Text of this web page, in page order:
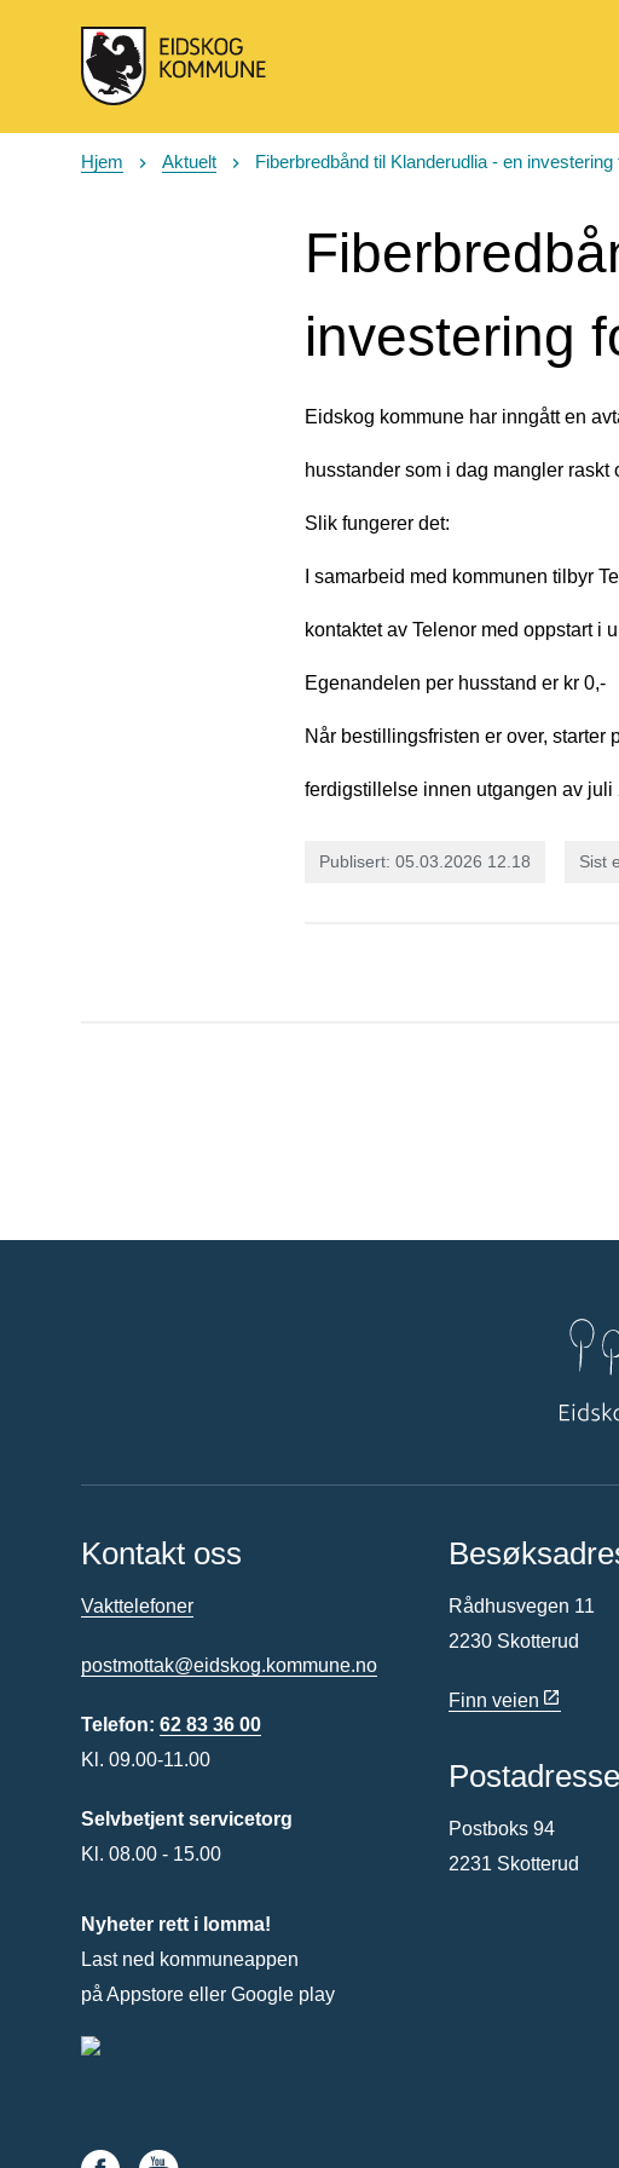
Eidskog kommune
Du er her:
Hjem Aktuelt Fiberbredbånd til Klanderudlia - en
investering
Eidskog kommune har inngått en
husstander som i dag mangler
Slik fungerer det:
I samarbeid med kommunen tilbyr
kontaktet av Telenor med oppstart i
Egenandelen per husstand er kr 0,-
Når bestillingsfristen er over,
ferdigstillelse innen utgangen av juli
Publisert 05.03.2026 12.18 Sist
Kontakt oss
Vakttelefoner
postmottak@eidskog.kommune.no
Telefon:62 83 36 00
Kl. 09.00-11.00
Selvbetjent servicetorg
Kl. 08.00 - 15.00
Nyheter rett i lomma!
Last ned kommuneappen
på Appstore eller Google play
Rådhusvegen 11
2230 Skotterud
Finn veien
Postadresse
Postboks 94
2231 Skotterud